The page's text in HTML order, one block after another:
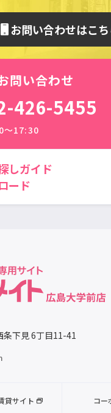
お問い合わせはこ
問い合わせ
426-5455
〜17:30
しガイド
ード
条下見 6丁目11-41
貸サイト コー